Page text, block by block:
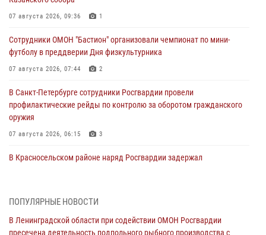
07 августа 2026, 09:36 1
Сотрудники ОМОН "Бастион" организовали чемпионат по мини-
футболу в преддверии Дня физкультурника
07 августа 2026, 07:44 2
В Санкт-Петербурге сотрудники Росгвардии провели
профилактические рейды по контролю за оборотом гражданского
оружия
07 августа 2026, 06:15 3
В Красносельском районе наряд Росгвардии задержал
06 августа 2026, 13:39 1
В Центральном районе росгвардейцы оперативно задержали
ПОПУЛЯРНЫЕ НОВОСТИ
В Ленинградской области при содействии ОМОН Росгвардии
пресечена деятельность подпольного рыбного производства с